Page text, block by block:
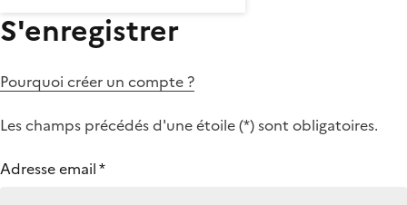
S'enregistrer
Pourquoi créer un compte ?
Les champs précédés d'une étoile (*) sont obligatoires.
Adresse email*